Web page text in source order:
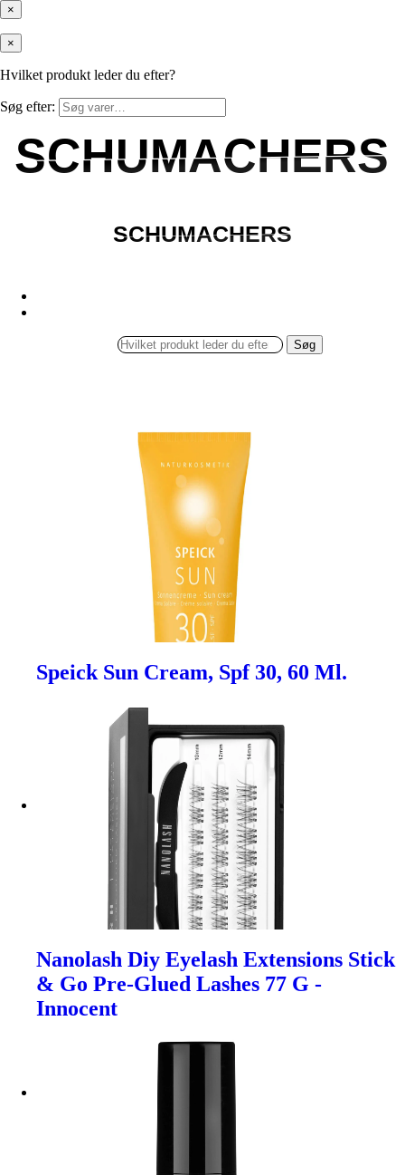
×
×
Hvilket produkt leder du efter?
Søg efter:
SCHUMACHERS
SCHUMACHERS
SCHUMACHERS
SCHUMACHERS
Søg
Speick Sun Cream, Spf 30, 60 Ml.
Nanolash Diy Eyelash Extensions Stick
& Go Pre-Glued Lashes 77 G -
Innocent